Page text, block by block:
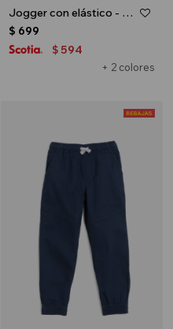
Jogger con elástico - Verde oliva
+ 2 colores
$ 699
$ 594